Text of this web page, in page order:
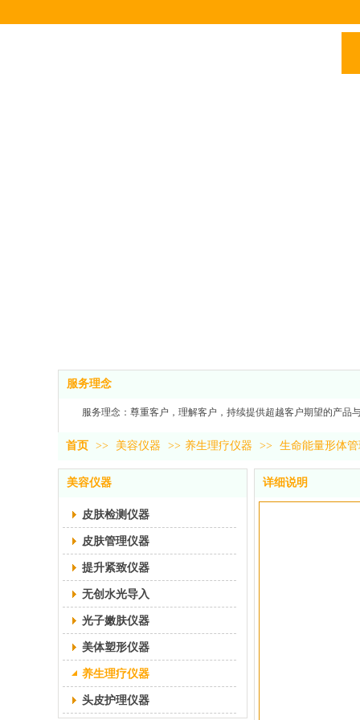
服务理念
服务理念：尊重客户，理解客户，持续提供超越客户期望的产品
首页 >> 美容仪器 >> 养生理疗仪器 >> 生命能量形体
美容仪器
皮肤检测仪器
皮肤管理仪器
提升紧致仪器
无创水光导入
光子嫩肤仪器
美体塑形仪器
养生理疗仪器
头皮护理仪器
详细说明